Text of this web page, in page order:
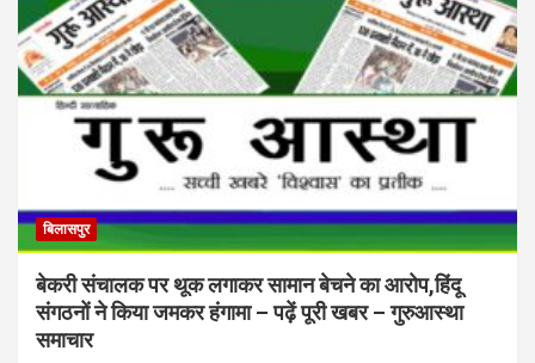
बिलासपुर
बेकरी संचालक पर थूक लगाकर सामान बेचने का आरोप,हिंदू
संगठनों ने किया जमकर हंगामा – पढ़ें पूरी खबर – गुरुआस्था
समाचार